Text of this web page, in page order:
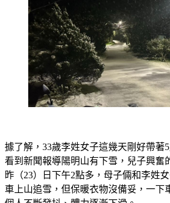
看到新聞報導陽明山有下雪，兒子興奮
昨（23）日下午2點多，母子倆和李姓
車上山追雪，但保暖衣物沒備妥，一下
個人不斷發抖、體力逐漸下滑。